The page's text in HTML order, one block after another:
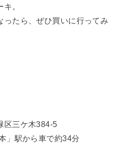
。
ったら、ぜひ買いに行ってみ
区三ケ木384-5
」駅から車で約34分